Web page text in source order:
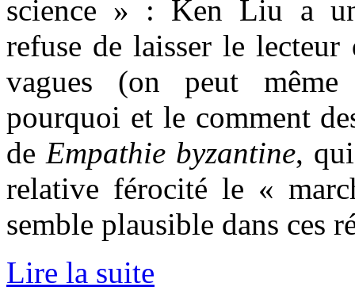
science » : Ken Liu a
refuse de laisser le
vagues (on peut
pourquoi et le comment
de Empathie byzantine,
relative férocité le «
semble plausible dans ces
Lire la suite